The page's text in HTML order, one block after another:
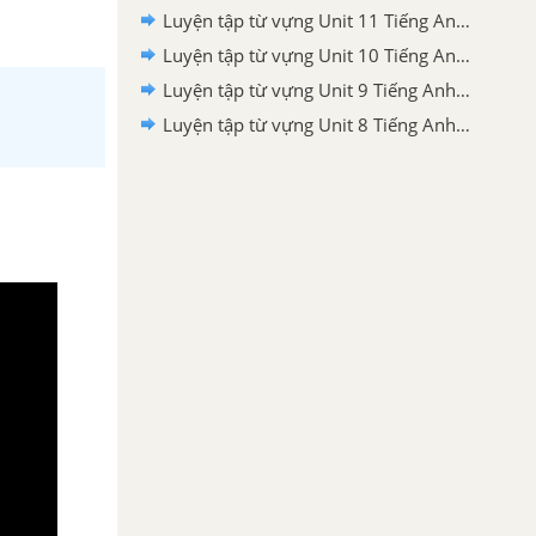
Luyện tập từ vựng Unit 11 Tiếng Anh 9 mới
Luyện tập từ vựng Unit 10 Tiếng Anh 9 mới
Luyện tập từ vựng Unit 9 Tiếng Anh 9 mới
Luyện tập từ vựng Unit 8 Tiếng Anh 9 mới